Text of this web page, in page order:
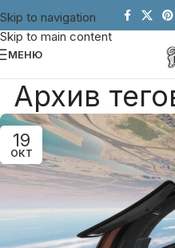
Skip to navigation
Skip to main content
МЕНЮ
Архив
19
ОКТ